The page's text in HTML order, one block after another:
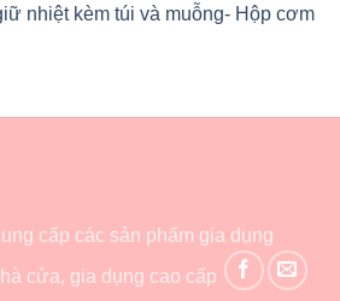
nhiệt kèm túi và muỗng- Hộp cơm
cấp các sản phẩm gia dụng
cửa, gia dụng cao cấp